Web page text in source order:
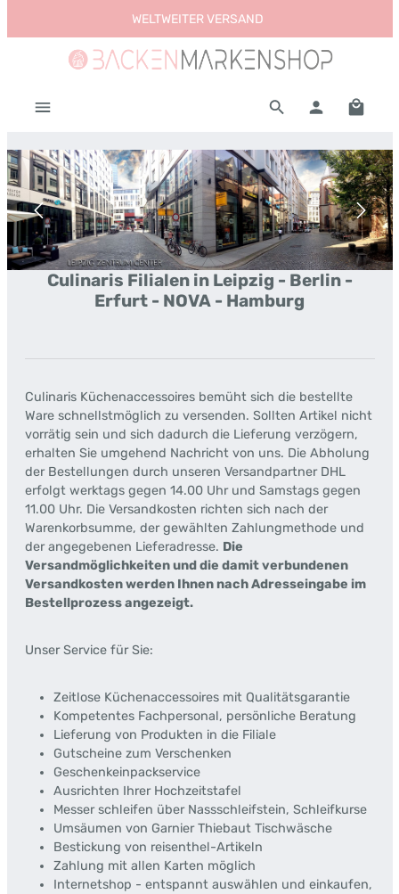
Zum Hauptinhalt springenWELTWEITER VERSAND
Bildergalerie überspringen
Culinaris Filialen in Leipzig - Berlin -
Erfurt - NOVA - Hamburg
Culinaris Küchenaccessoires bemüht sich die bestellte
Ware schnellstmöglich zu versenden. Sollten Artikel nicht
vorrätig sein und sich dadurch die Lieferung verzögern,
erhalten Sie umgehend Nachricht von uns. Die Abholung
der Bestellungen durch unseren Versandpartner DHL
erfolgt werktags gegen 14.00 Uhr und Samstags gegen
11.00 Uhr. Die Versandkosten richten sich nach der
Warenkorbsumme, der gewählten Zahlungmethode und
der angegebenen Lieferadresse. Die
Versandmöglichkeiten und die damit verbundenen
Versandkosten werden Ihnen nach Adresseingabe im
Bestellprozess angezeigt.
Unser Service für Sie:
Zeitlose Küchenaccessoires mit Qualitätsgarantie
Kompetentes Fachpersonal, persönliche Beratung
Lieferung von Produkten in die Filiale
Gutscheine zum Verschenken
Geschenkeinpackservice
Ausrichten Ihrer Hochzeitstafel
Messer schleifen über Nassschleifstein, Schleifkurse
Umsäumen von Garnier Thiebaut Tischwäsche
Bestickung von reisenthel-Artikeln
Zahlung mit allen Karten möglich
Internetshop - entspannt auswählen und einkaufen,